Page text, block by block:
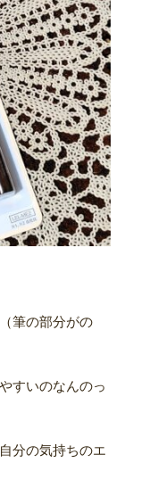
筆の部分がの
すいのなんのっ
分の気持ちのエ